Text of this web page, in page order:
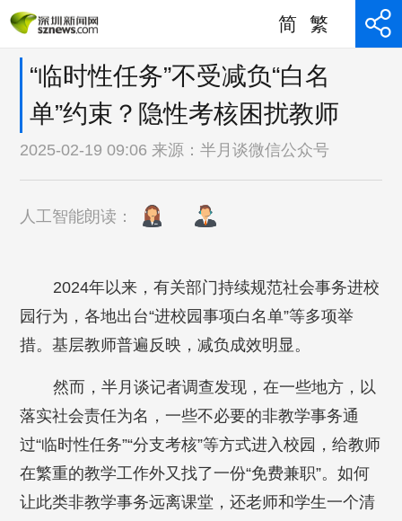
简 繁
“临时性任务”不受减负“白名
单”约束？隐性考核困扰教师
2025-02-19 09:06 来源：半月谈微信公众号
人工智能朗读：
2024年以来，有关部门持续规范社会事务进校
园行为，各地出台“进校园事项白名单”等多项举
措。基层教师普遍反映，减负成效明显。
然而，半月谈记者调查发现，在一些地方，以
落实社会责任为名，一些不必要的非教学事务通
过“临时性任务”“分支考核”等方式进入校园，给教师
在繁重的教学工作外又找了一份“免费兼职”。如何
让此类非教学事务远离课堂，还老师和学生一个清